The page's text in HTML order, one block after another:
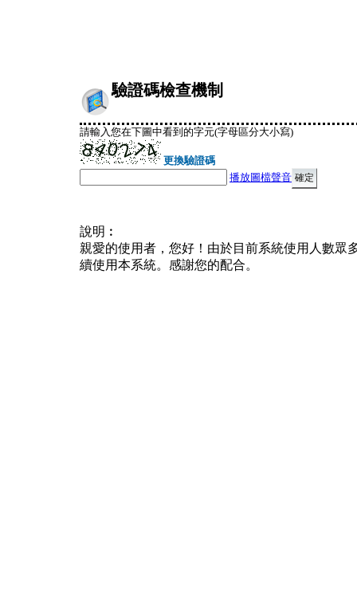
驗證碼檢查機制
請輸入您在下圖中看到的字元(字母區分大小寫)
更換驗證碼
播放圖檔聲音
說明︰
親愛的使用者，您好！由於目前系統使用人數眾
續使用本系統。感謝您的配合。